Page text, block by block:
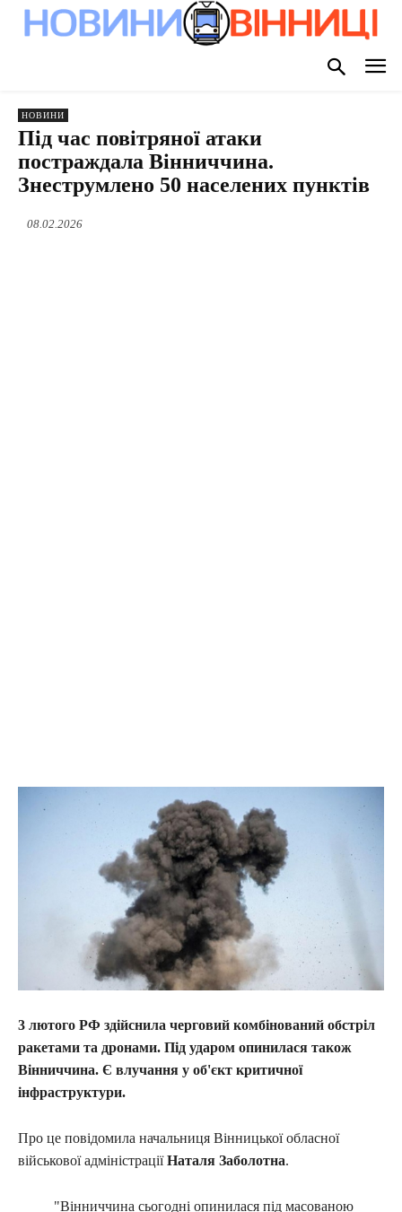
НОВИНИ
Під час повітряної атаки
постраждала Вінниччина.
Знеструмлено 50 населених пунктів
08.02.2026
3 лютого РФ здійснила черговий комбінований обстріл
ракетами та дронами. Під ударом опинилася також
Вінниччина. Є влучання у об'єкт критичної
інфраструктури.
Про це повідомила начальниця Вінницької обласної
військової адміністраціїНаталя Заболотна.
"Вінниччина сьогодні опинилася під масованою